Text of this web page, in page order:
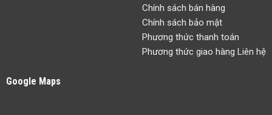
Chính sách bán hàng
Chính sách bảo mật
Phương thức thanh toán
Phương thức giao hàng Liên hệ
Google Maps